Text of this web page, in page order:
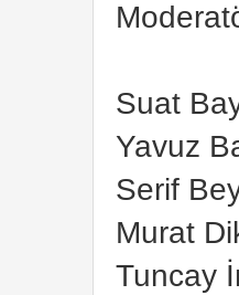
Suat
Yavuz
Serif
Murat
Tuncay